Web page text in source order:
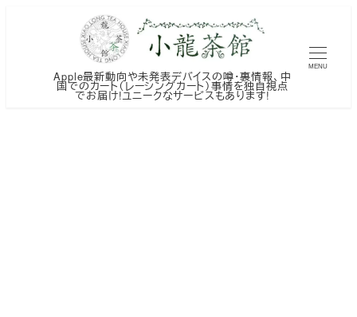
Apple最新動向や未発表デバイスの噂・裏情報、中
国でのカート（レーシングカート）事情を独自視点
でお届け!ユニークなサービスもあります!
MENU